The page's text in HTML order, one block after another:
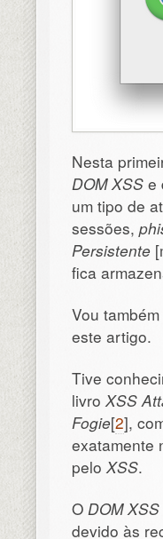
Nesta
DOM XSS e
um tipo de
sessões,
Persistente
fica
Vou
este artigo.
Tive
livroXSS
Fogie[2],
exatamente
peloXSS.
O DOM XSS
devido às